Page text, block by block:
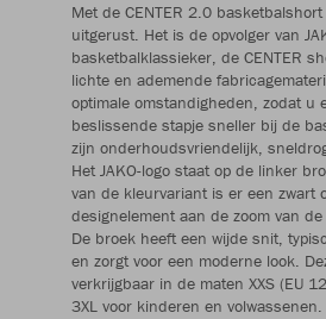
Met de CENTER 2.0
uitgerust. Het is de opvolger van
basketbalklassieker, de CENTER
lichte en ademende
optimale omstandigheden, zodat u
beslissende stapje sneller bij de
zijn onderhoudsvriendelijk,
Het JAKO-logo staat op de linker
van de kleurvariant is er een zwart
designelement aan de zoom van
De broek heeft een wijde snit,
en zorgt voor een moderne look.
verkrijgbaar in de maten XXS (EU
3XL voor kinderen en volwassenen.